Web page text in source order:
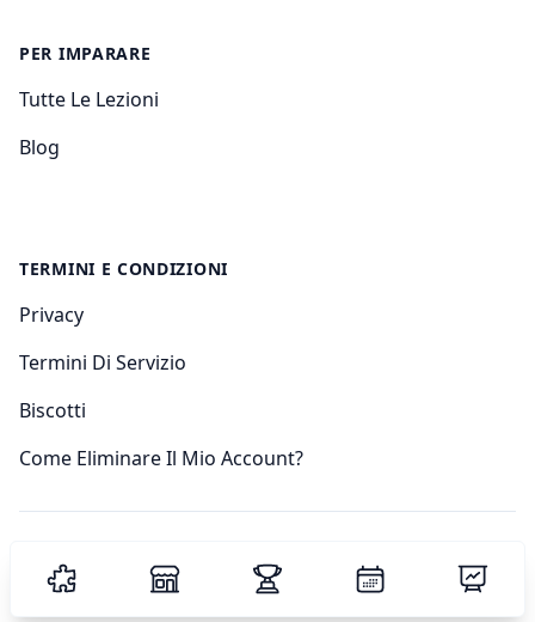
PER IMPARARE
Tutte Le Lezioni
Blog
TERMINI E CONDIZIONI
Privacy
Termini Di Servizio
Biscotti
Come Eliminare Il Mio Account?
© 2024 Sudoku Academy. Tutti i diritti riservati